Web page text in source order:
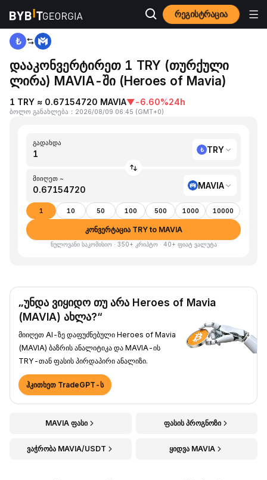
რეგისტრაცია
მთავარი გვერდი TRY to MAVIA
დააკონვერტირეთ 1 TRY (თურქული
ლირა) MAVIA-ში (Heroes of Mavia)
1 TRY ≈ 0.67154720 MAVIA▼-6.60%24h
ბოლო განახლება ： 2026/08/09 06:45 (GMT+0)
გადახდა
TRY
მიიღეთ ~
MAVIA
1 10 50 100 500 1000 10000
კონვერტაცია TRY to MAVIA
ნულოვანი საკომისიო · 350+ კრიპტო · 40+ ფიატ ვალუტა
„უნდა ვიყიდო თუ არა Heroes of Mavia
(MAVIA) ახლა?“
მიიღეთ AI-ზე დაფუძნებული Heroes of Mavia
(MAVIA) ბაზრის ანალიტიკა და MAVIA-ის
TRY-თან ფასის პირდაპირი ანალიზი.
ჰკითხეთ TradeGPT-ს
MAVIA ფასი ფასის პროგნოზი
ვაჭრობა MAVIA/USDT ყიდვა MAVIA